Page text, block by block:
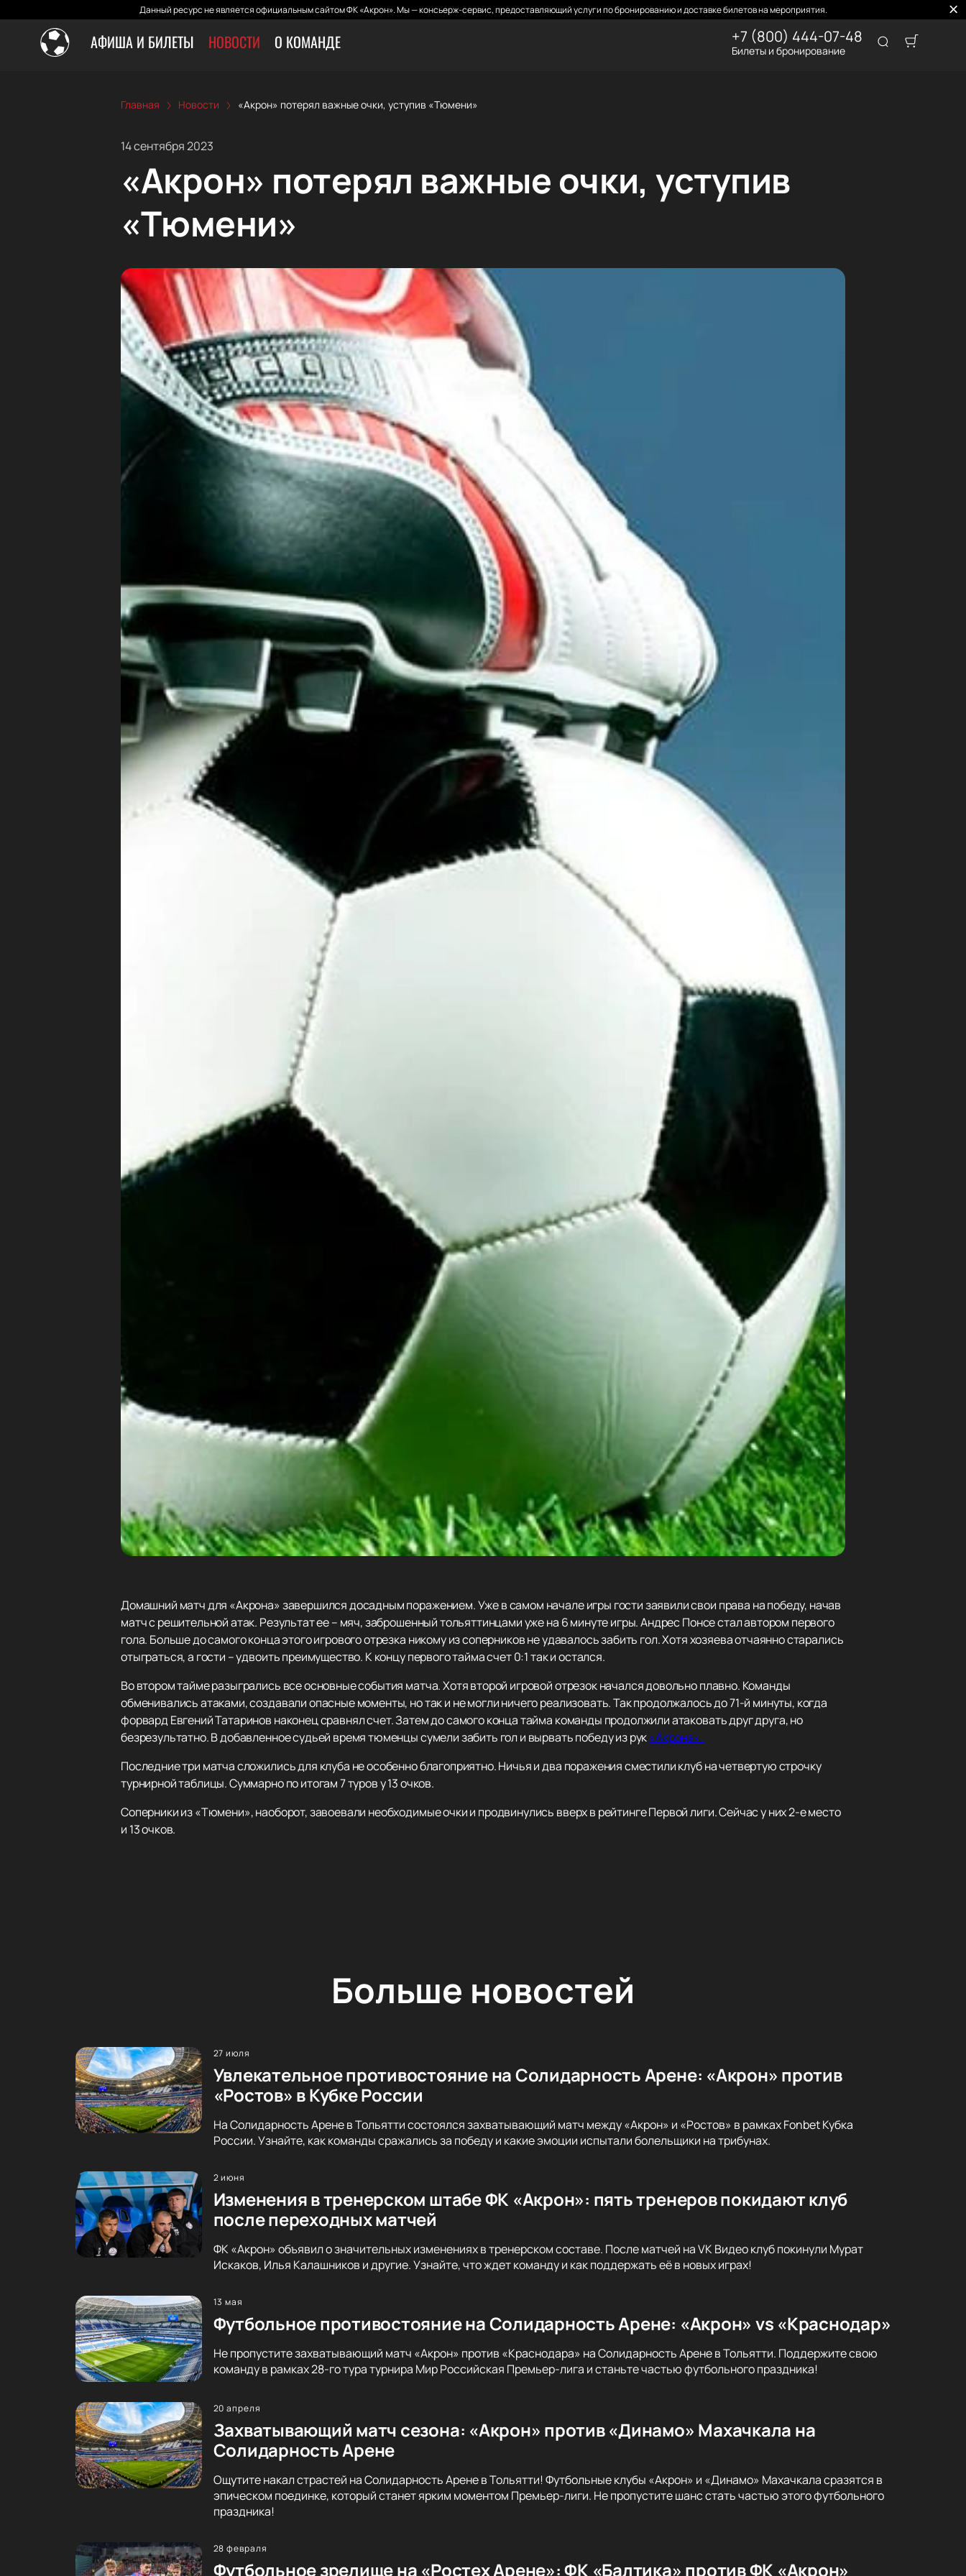
Данный ресурс не является официальным сайтом ФК «Акрон». Мы — консьерж-сервис, предоставляющий услуги по бронированию и доставке билетов на мероприятия.
АФИША И БИЛЕТЫ НОВОСТИ О КОМАНДЕ +7 (800) 444-07-48
Билеты и бронирование
Главная Новости «Акрон» потерял важные очки, уступив «Тюмени»
14 сентября 2023
«Акрон» потерял важные очки, уступив
«Тюмени»
Домашний матч для «Акрона» завершился досадным поражением. Уже в самом начале игры гости заявили свои права на победу, начав
матч с решительной атак. Результат ее – мяч, заброшенный тольяттинцами уже на 6 минуте игры. Андрес Понсе стал автором первого
гола. Больше до самого конца этого игрового отрезка никому из соперников не удавалось забить гол. Хотя хозяева отчаянно старались
отыграться, а гости – удвоить преимущество. К концу первого тайма счет 0:1 так и остался.
Во втором тайме разыгрались все основные события матча. Хотя второй игровой отрезок начался довольно плавно. Команды
обменивались атаками, создавали опасные моменты, но так и не могли ничего реализовать. Так продолжалось до 71-й минуты, когда
форвард Евгений Татаринов наконец сравнял счет. Затем до самого конца тайма команды продолжили атаковать друг друга, но
безрезультатно. В добавленное судьей время тюменцы сумели забить гол и вырвать победу из рук«Акрона».
Последние три матча сложились для клуба не особенно благоприятно. Ничья и два поражения сместили клуб на четвертую строчку
турнирной таблицы. Суммарно по итогам 7 туров у 13 очков.
Соперники из «Тюмени», наоборот, завоевали необходимые очки и продвинулись вверх в рейтинге Первой лиги. Сейчас у них 2-е место
и 13 очков.
Больше новостей
27 июля
Увлекательное противостояние на Солидарность Арене: «Акрон» против
«Ростов» в Кубке России
На Солидарность Арене в Тольятти состоялся захватывающий матч между «Акрон» и «Ростов» в рамках Fonbet Кубка
России. Узнайте, как команды сражались за победу и какие эмоции испытали болельщики на трибунах.
2 июня
Изменения в тренерском штабе ФК «Акрон»: пять тренеров покидают клуб
после переходных матчей
ФК «Акрон» объявил о значительных изменениях в тренерском составе. После матчей на VK Видео клуб покинули Мурат
Искаков, Илья Калашников и другие. Узнайте, что ждет команду и как поддержать её в новых играх!
13 мая
Футбольное противостояние на Солидарность Арене: «Акрон» vs «Краснодар»
Не пропустите захватывающий матч «Акрон» против «Краснодара» на Солидарность Арене в Тольятти. Поддержите свою
команду в рамках 28-го тура турнира Мир Российская Премьер-лига и станьте частью футбольного праздника!
20 апреля
Захватывающий матч сезона: «Акрон» против «Динамо» Махачкала на
Солидарность Арене
Ощутите накал страстей на Солидарность Арене в Тольятти! Футбольные клубы «Акрон» и «Динамо» Махачкала сразятся в
эпическом поединке, который станет ярким моментом Премьер-лиги. Не пропустите шанс стать частью этого футбольного
праздника!
28 февраля
Футбольное зрелище на «Ростех Арене»: ФК «Балтика» против ФК «Акрон»